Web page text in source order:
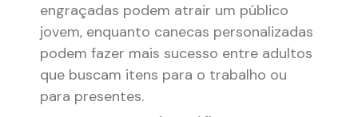
engraçadas podem atrair um público
jovem, enquanto canecas personalizadas
podem fazer mais sucesso entre adultos
que buscam itens para o trabalho ou
para presentes​.